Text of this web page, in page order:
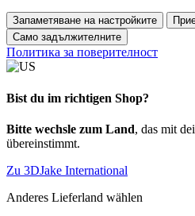
Запаметяване на настройките
Само задължителните
Политика за поверителност
Bist du im richtigen Shop?
Bitte wechsle zum Land, das mit
übereinstimmt.
Zu 3DJake International
Anderes Lieferland wählen